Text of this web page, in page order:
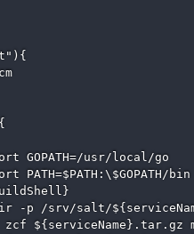
GOPATH=/usr/local/go
PATH=$PATH:\$GOPATH/bin
-p /srv/salt/
zcf ${serviceName}.tar.gz